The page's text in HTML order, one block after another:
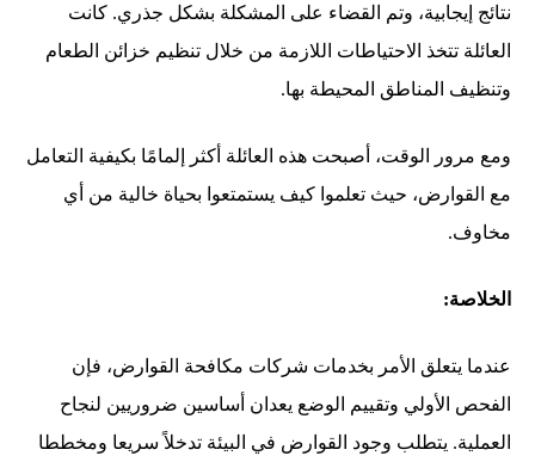
نتائج إيجابية، وتم القضاء على المشكلة بشكل جذري. كانت
العائلة تتخذ الاحتياطات اللازمة من خلال تنظيم خزائن الطعام
وتنظيف المناطق المحيطة بها.
ومع مرور الوقت، أصبحت هذه العائلة أكثر إلمامًا بكيفية التعامل
مع القوارض، حيث تعلموا كيف يستمتعوا بحياة خالية من أي
مخاوف.
الخلاصة:
عندما يتعلق الأمر بخدمات شركات مكافحة القوارض، فإن
الفحص الأولي وتقييم الوضع يعدان أساسين ضروريين لنجاح
العملية. يتطلب وجود القوارض في البيئة تدخلاً سريعا ومخططا